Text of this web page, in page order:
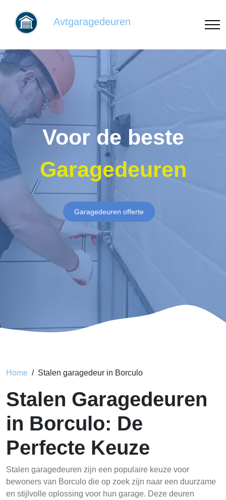
Avtgaragedeuren
Voor de beste
Garagedeuren
Garagedeuren offerte
Home Stalen garagedeur in Borculo
Stalen Garagedeuren
in Borculo: De
Perfecte Keuze
Stalen garagedeuren zijn een populaire keuze voor
bewoners van Borculo die op zoek zijn naar een duurzame
en stijlvolle oplossing voor hun garage. Deze deuren